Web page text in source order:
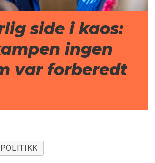
side i kaos:
ingen
var forberedt
POLITIKK